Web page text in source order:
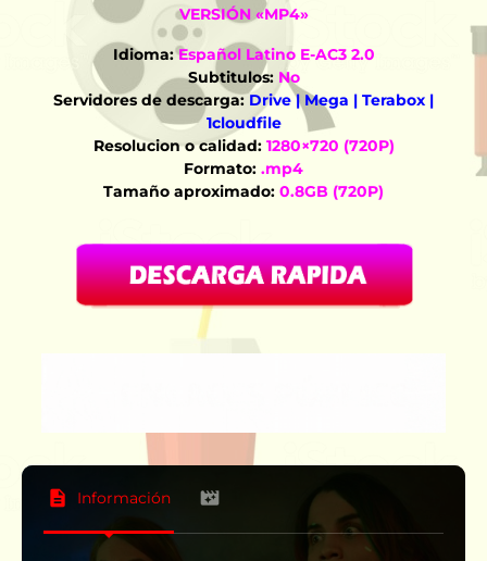
VERSIÓN «MP4»
Idioma: Español Latino E-AC3 2.0
Subtitulos: No
Servidores de descarga: Drive | Mega | Terabox |
1cloudfile
Resolucion o calidad: 1280×720 (720P)
Formato: .mp4
Tamaño aproximado: 0.8GB (720P)
Información